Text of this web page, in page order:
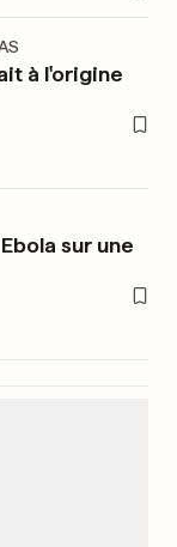
à l'origine
sur une